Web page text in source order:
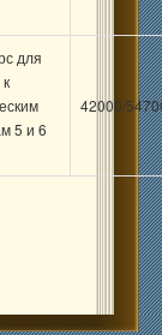
для
5 и 6
42000/